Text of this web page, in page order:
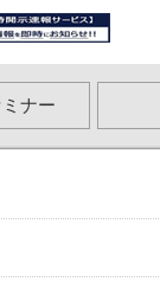
ナー